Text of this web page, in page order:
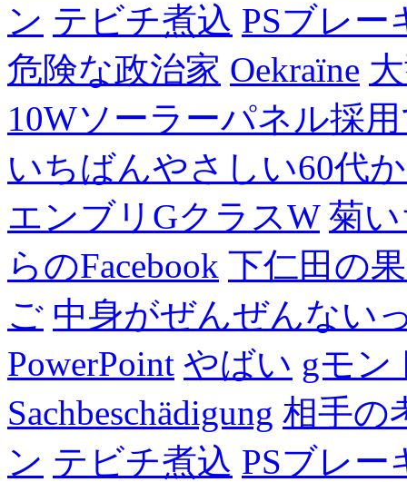
ン テビチ煮込 PSブレー
危険な政治家 Oekraïne
10Wソーラーパネル採
いちばんやさしい60代
エンブリGクラスW 菊
らのFacebook 下仁田の
ご 中身がぜんぜんない
PowerPoint やばい gモン
Sachbeschädigung 相手の
ン テビチ煮込 PSブレー